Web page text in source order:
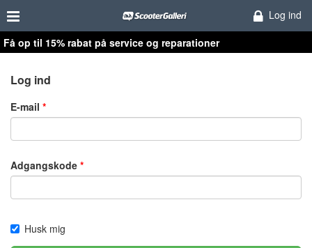
Log ind
Få op til 15% rabat på service og reparationer
Log ind
E-mail
Adgangskode
Husk mig